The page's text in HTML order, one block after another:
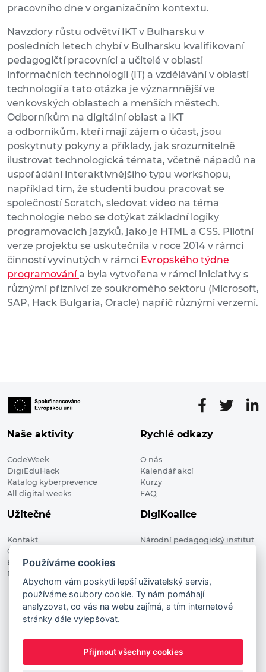
pracovního dne v organizačním kontextu.
Navzdory růstu odvětví IKT v Bulharsku v
posledních letech chybí v Bulharsku kvalifikovaní
pedagogičtí pracovníci a učitelé v oblasti
informačních technologií (IT) a vzdělávání v oblasti
technologií a tato otázka je významnější ve
venkovských oblastech a menších městech.
Odborníkům na digitální oblast a IKT
a odborníkům, kteří mají zájem o účast, jsou
poskytnuty pokyny a příklady, jak srozumitelně
ilustrovat technologická témata, včetně nápadů na
uspořádání interaktivnějšího typu workshopu,
například tím, že studenti budou pracovat se
společností Scratch, sledovat video na téma
technologie nebo se dotýkat základní logiky
programovacích jazyků, jako je HTML a CSS. Pilotní
verze projektu se uskutečnila v roce 2014 v rámci
činností vyvinutých v rámci Evropského týdne
programovánía byla vytvořena v rámci iniciativy s
různými příznivci ze soukromého sektoru (Microsoft,
SAP, Hack Bulgaria, Oracle) napříč různými verzemi.
Naše aktivity
CodeWeek
DigiEduHack
Katalog kyberprevence
All digital weeks
Rychlé odkazy
O nás
Kalendář akcí
Kurzy
FAQ
Užitečné
Kontakt
Členské organizace
Blog
Digitalizace ve vzdělávání
DigiKoalice
Národní pedagogický institut
DigiKoalice 2021. All rights reserved
Vstup do administrace
This project has received funding from the European
Commission Innovation and Networks Executive Agency (now
Používáme cookies
Abychom vám poskytli lepší uživatelský servis,
používáme soubory cookie. Ty nám pomáhají
analyzovat, co vás na webu zajímá, a tím internetové
stránky dále vylepšovat.
Přijmout všechny cookies